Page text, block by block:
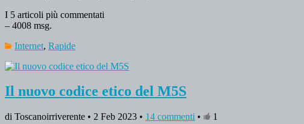
I 5 articoli più commentati
– 4008 msg.
Internet, Rapide
Il nuovo codice etico del M5S
di Toscanoirriverente • 2 Feb 2023 • 14 commenti •
1